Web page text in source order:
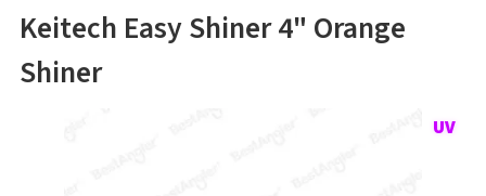
Keitech Easy Shiner 4" Orange
Shiner